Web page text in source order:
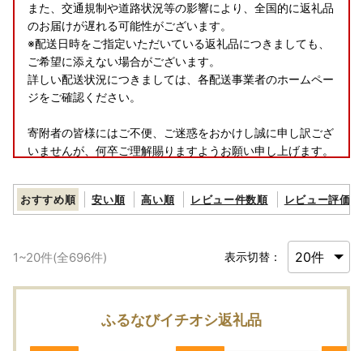
また、交通規制や道路状況等の影響により、全国的に返礼品
のお届けが遅れる可能性がございます。
※配送日時をご指定いただいている返礼品につきましても、
ご希望に添えない場合がございます。
詳しい配送状況につきましては、各配送事業者のホームペー
ジをご確認ください。
寄附者の皆様にはご不便、ご迷惑をおかけし誠に申し訳ござ
いませんが、何卒ご理解賜りますようお願い申し上げます。
お盆休業期間
2026年8月11日（火）～8月16日（日）まで
おすすめ順 安い順 高い順 レビュー件数順 レビュー評価順
1~20件(全696件) 表示切替：
ふるなびイチオシ返礼品